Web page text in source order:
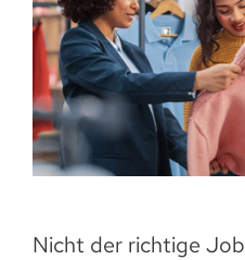
Nicht der richtige